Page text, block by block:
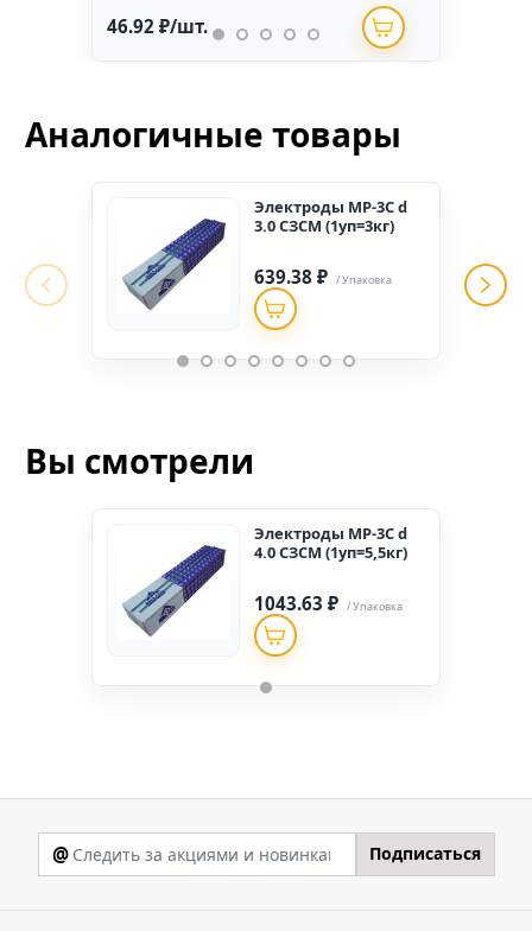
46.92 ₽/шт.
Аналогичные товары
Электроды МР-3С d
3.0 СЗСМ (1уп=3кг)
639.38 ₽ / Упаковка
Вы смотрели
Электроды МР-3С d
4.0 СЗСМ (1уп=5,5кг)
1043.63 ₽ / Упаковка
@ Подписаться